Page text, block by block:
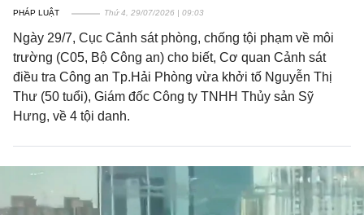
PHÁP LUẬT Thứ 4, 29/07/2026 | 09:03
Ngày 29/7, Cục Cảnh sát phòng, chống tội phạm về môi
trường (C05, Bộ Công an) cho biết, Cơ quan Cảnh sát
điều tra Công an Tp.Hải Phòng vừa khởi tố Nguyễn Thị
Thư (50 tuổi), Giám đốc Công ty TNHH Thủy sản Sỹ
Hưng, về 4 tội danh.